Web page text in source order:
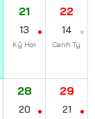
21
13
Kỷ Hợi
22
14
Canh Tý
28
20
29
21